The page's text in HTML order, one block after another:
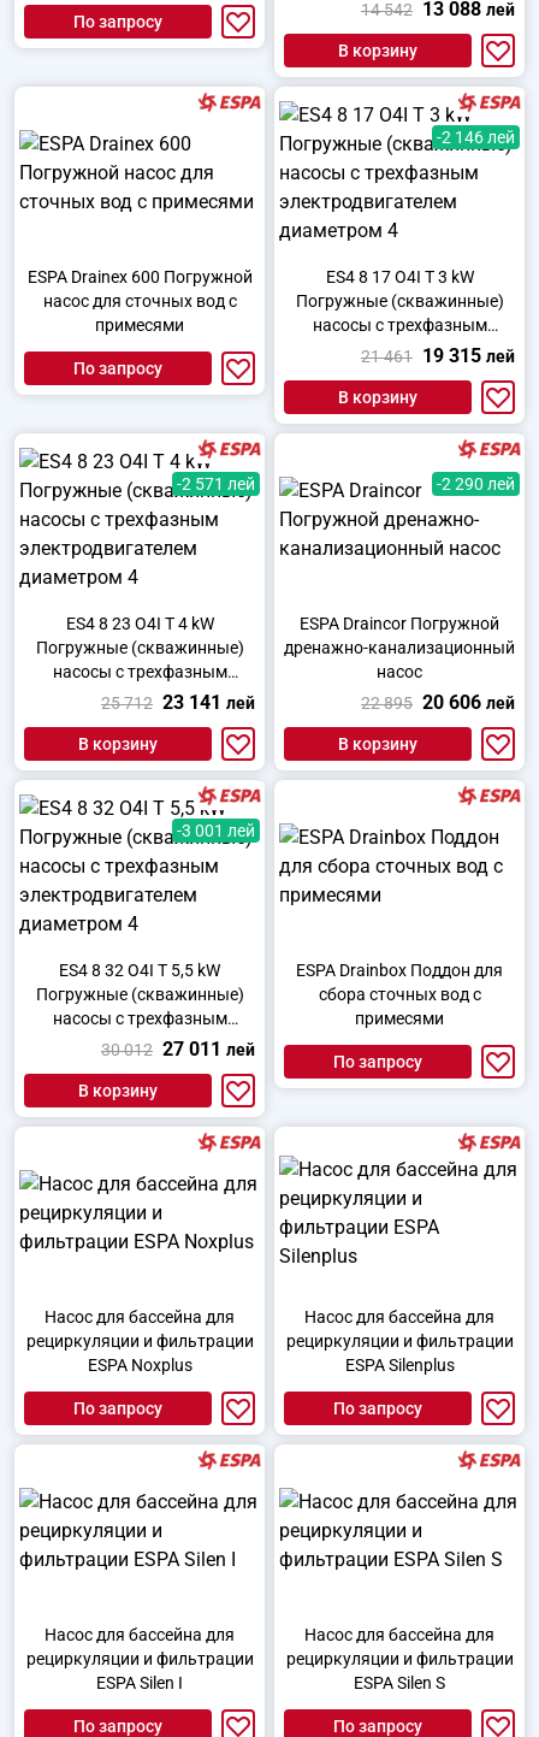
По запросу
14 542 13 088 лей
В корзину
ESPA Drainex 600 Погружной
насос для сточных вод с
примесями
По запросу
-2 146 лей
ES4 8 17 O4I T 3 kW
Погружные (скважинные)
насосы с трехфазным
электродвигателем
21 461 19 315 лей
В корзину
-2 571 лей
ES4 8 23 O4I T 4 kW
Погружные (скважинные)
насосы с трехфазным
электродвигателем
25 712 23 141 лей
В корзину
-2 290 лей
ESPA Draincor Погружной
дренажно-канализационный
насос
22 895 20 606 лей
В корзину
-3 001 лей
ES4 8 32 O4I T 5,5 kW
Погружные (скважинные)
насосы с трехфазным
электродвигателем
30 012 27 011 лей
В корзину
ESPA Drainbox Поддон для
сбора сточных вод с
примесями
По запросу
Насос для бассейна для
рециркуляции и фильтрации
ESPA Noxplus
По запросу
Насос для бассейна для
рециркуляции и фильтрации
ESPA Silenplus
По запросу
Насос для бассейна для
рециркуляции и фильтрации
ESPA Silen I
По запросу
Насос для бассейна для
рециркуляции и фильтрации
ESPA Silen S
По запросу